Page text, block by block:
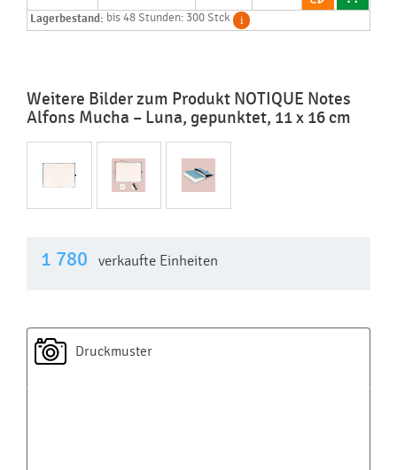
Lagerbestand: bis 48 Stunden: 300 Stck
Weitere Bilder zum Produkt NOTIQUE Notes
Alfons Mucha – Luna, gepunktet, 11 x 16 cm
1 780 verkaufte Einheiten
Druckmuster